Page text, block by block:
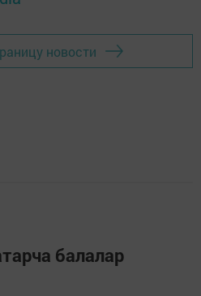
новости
балалар